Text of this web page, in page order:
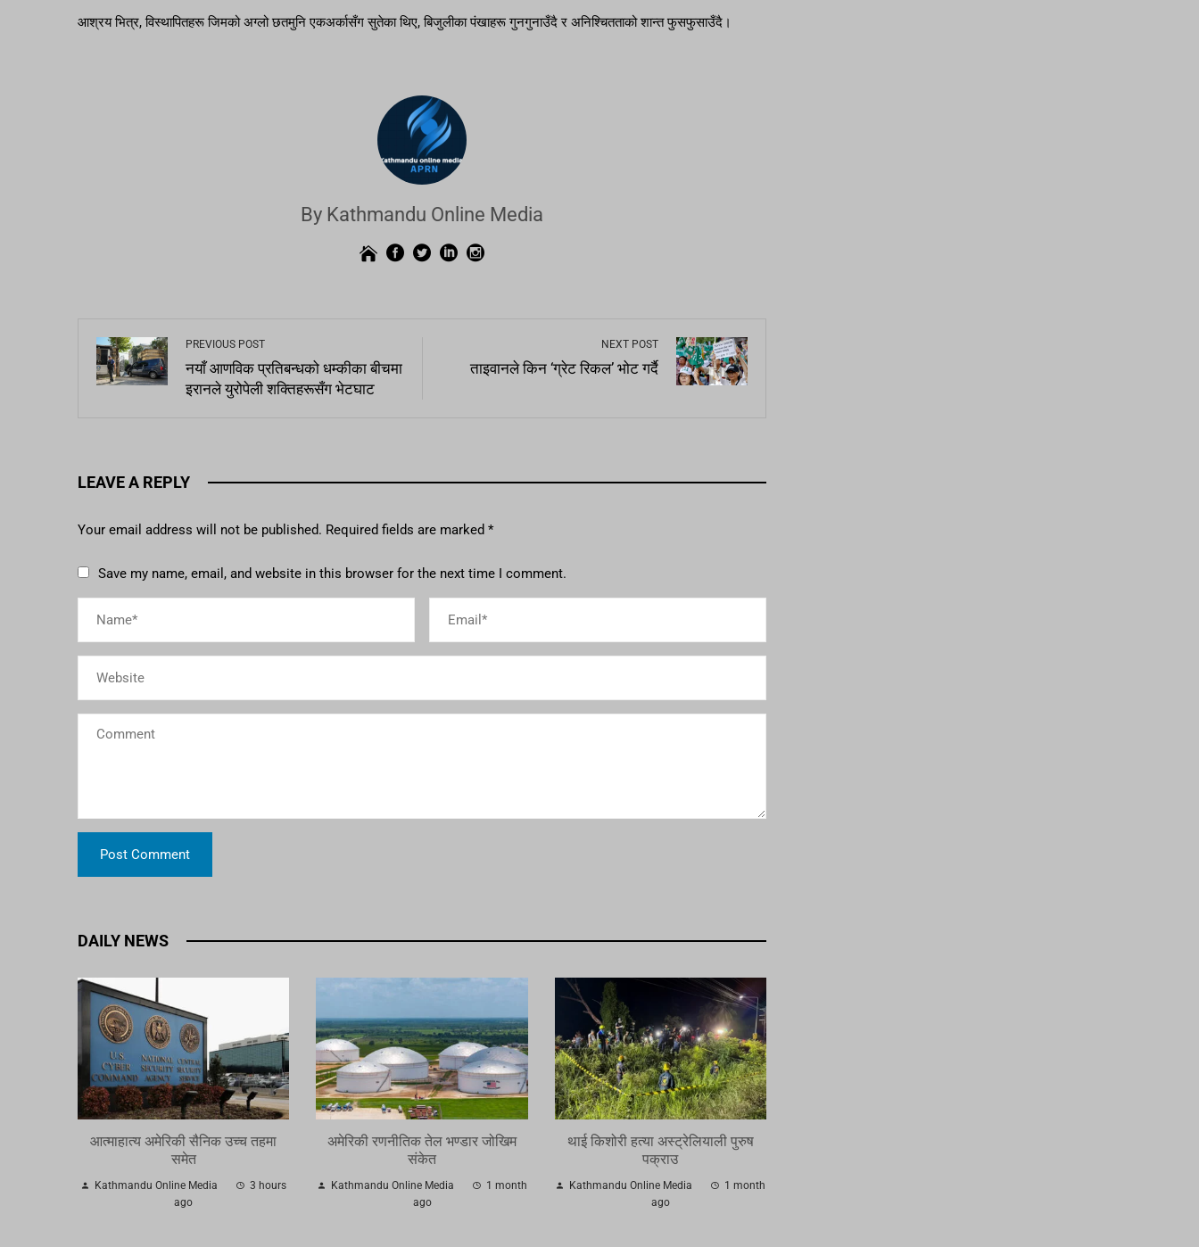
आश्रय भित्र, विस्थापितहरू जिमको अग्लो छतमुनि एकअर्कासँग सुतेका थिए, बिजुलीका पंखाहरू गुनगुनाउँदै र अनिश्चितताको शान्त फुसफुसाउँदै।
By Kathmandu Online Media
PREVIOUS POST
नयाँ आणविक प्रतिबन्धको धम्कीका बीचमा
इरानले युरोपेली शक्तिहरूसँग भेटघाट
NEXT POST
ताइवानले किन ‘ग्रेट रिकल’ भोट गर्दै
LEAVE A REPLY
Your email address will not be published. Required fields are marked *
Save my name, email, and website in this browser for the next time I comment.
DAILY NEWS
आत्माहात्य अमेरिकी सैनिक उच्च तहमा
समेत
Kathmandu Online Media
3 hours
ago
अमेरिकी रणनीतिक तेल भण्डार जोखिम
संकेत
Kathmandu Online Media
1 month
ago
थाई किशोरी हत्या अस्ट्रेलियाली पुरुष
पक्राउ
Kathmandu Online Media
1 month
ago